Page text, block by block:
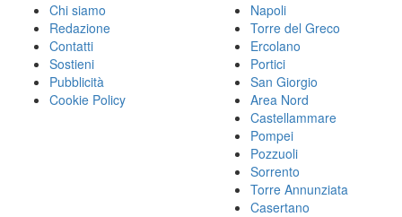
Chi siamo
Redazione
Contatti
Sostieni
Pubblicità
Cookie Policy
Napoli
Torre del Greco
Ercolano
Portici
San Giorgio
Area Nord
Castellammare
Pompei
Pozzuoli
Sorrento
Torre Annunziata
Casertano